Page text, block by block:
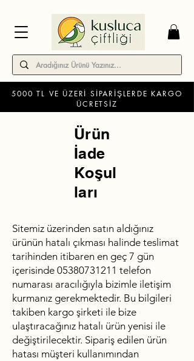
5000 TL VE ÜZERİ SİPARİŞLERDE KARGO
ÜCRETSİZ
Ürün
İade
Koşul
ları
Sitemiz üzerinden satın aldığınız
ürünün hatalı çıkması halinde teslimat
tarihinden itibaren en geç 7 gün
içerisinde 05380731211 telefon
numarası aracılığıyla bizimle iletişim
kurmanız gerekmektedir. Bu bilgileri
takiben kargo şirketi ile bize
ulaştıracağınız hatalı ürün yenisi ile
değiştirilecektir. Sipariş edilen ürün
hatası müşteri kullanımından